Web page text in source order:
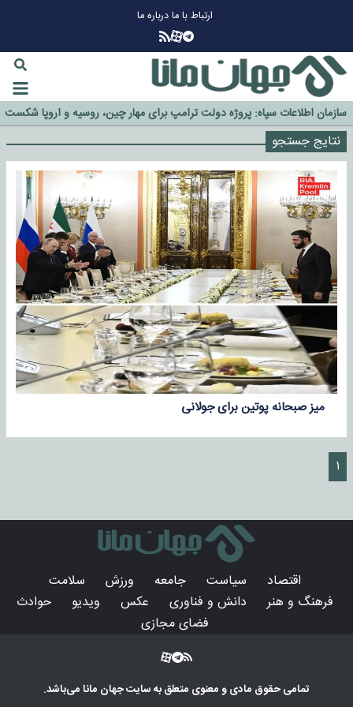
ارتباط با مادرباره ما
گزینه جدایی اوسمار روی میز مدیران پرسپولیس
آیا رئیس جمهور آمریکا قانون را دور می‌زند؟
اخراج رسمی چهره نامدار از پرسپولیس
سازمان اطلاعات سپاه: پروژه دولت ترامپ برای مهار چین، روسیه و اروپا شکست
خورد
نتایج جستجو
میز صبحانه پوتین برای جولانی
۱
اقتصاد سیاست جامعه ورزش
سلامت
فرهنگ و هنر
دانش و فناوری عکس ویدیو
حوادث
فضای مجازی
تمامی حقوق مادی و معنوی متعلق به سایتجهان مانامی‌باشد.